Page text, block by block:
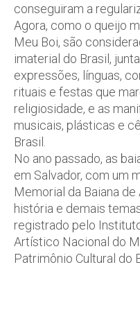
conseguiram a
Agora, como o queijo
Meu Boi, são
imaterial do Brasil,
expressões, línguas,
rituais e festas que
religiosidade, e as
musicais, plásticas e
Brasil.
No ano passado, as
em Salvador, com um
Memorial da Baiana
história e demais
registrado pelo
Artístico Nacional do
Patrimônio Cultural do